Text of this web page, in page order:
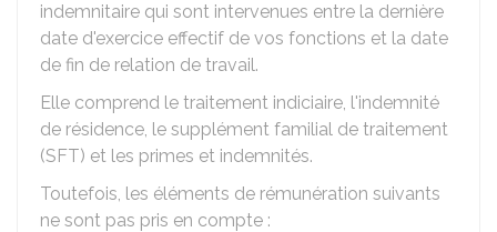
indemnitaire qui sont intervenues entre la dernière
date d'exercice effectif de vos fonctions et la date
de fin de relation de travail.
Elle comprend le traitement indiciaire, l'indemnité
de résidence, le supplément familial de traitement
(SFT) et les primes et indemnités.
Toutefois, les éléments de rémunération suivants
ne sont pas pris en compte :